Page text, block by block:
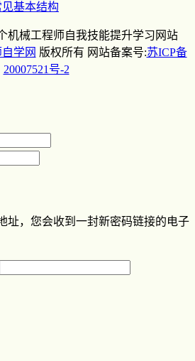
基本结构
机械工程师自我技能提升学习网站
学网 版权所有 网站备案号:苏ICP备
20007521号-2
址，您会收到一封新密码链接的电子